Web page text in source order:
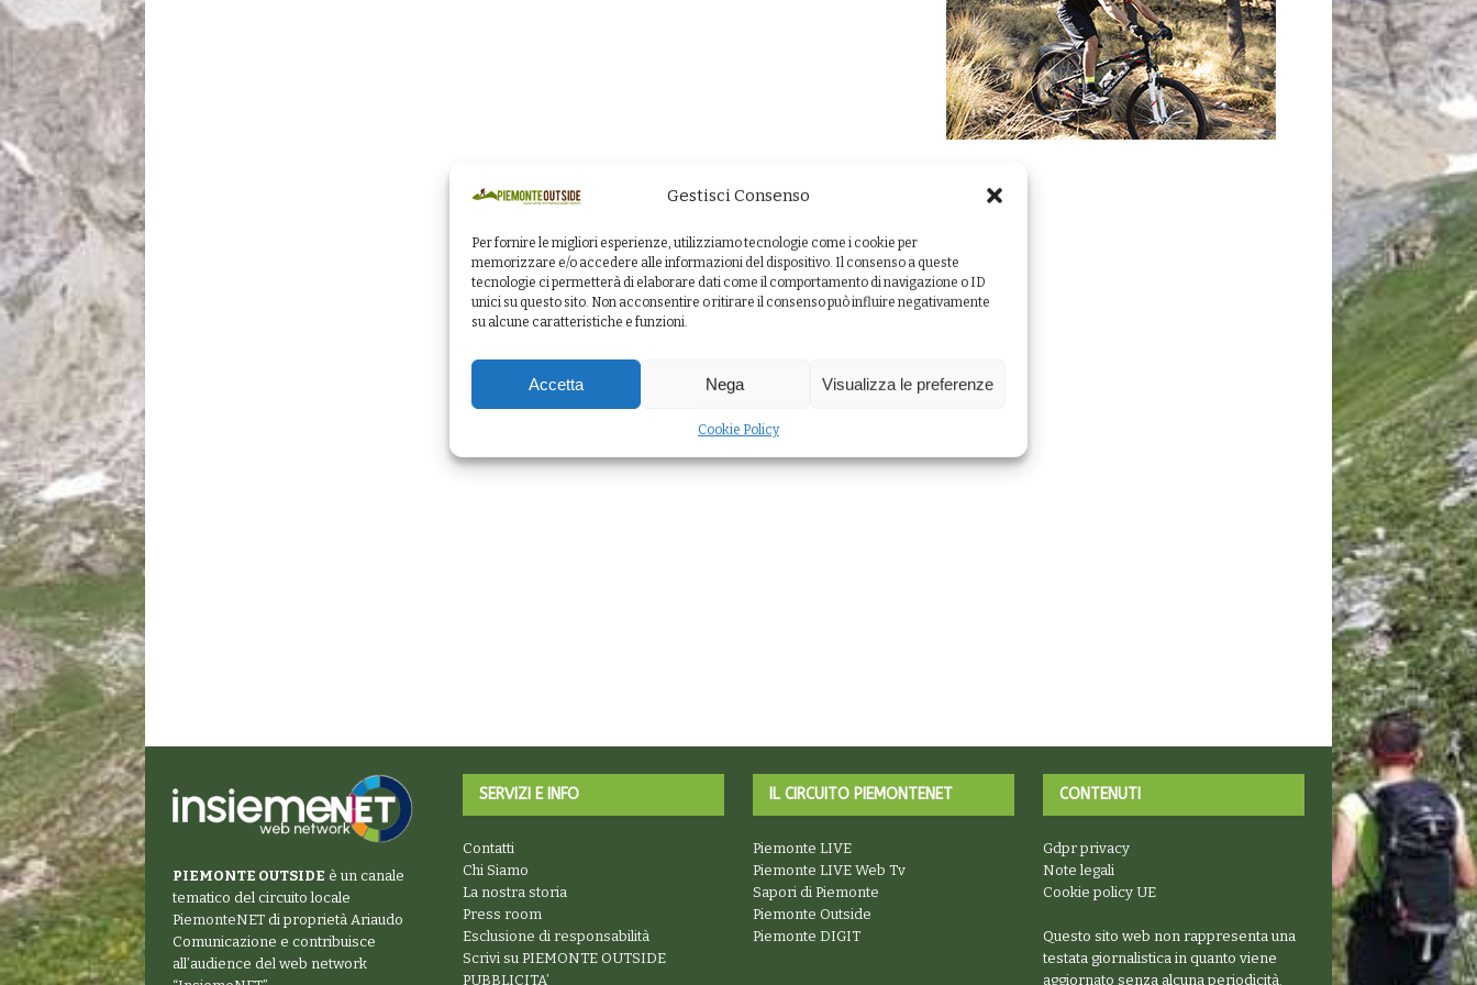
Gestisci Consenso
Per fornire le migliori esperienze, utilizziamo tecnologie come i cookie per
memorizzare e/o accedere alle informazioni del dispositivo. Il consenso a queste
tecnologie ci permetterà di elaborare dati come il comportamento di navigazione o ID
unici su questo sito. Non acconsentire o ritirare il consenso può influire negativamente
su alcune caratteristiche e funzioni.
Accetta Nega Visualizza le preferenze
Cookie Policy
PIEMONTE OUTSIDE è un canale
tematico del circuito locale
PiemonteNET di proprietà Ariaudo
Comunicazione e contribuisce
all’audience del web network
SERVIZI E INFO
Contatti
Chi Siamo
La nostra storia
Press room
Esclusione di responsabilità
Scrivi su PIEMONTE OUTSIDE
PUBBLICITA’
IL CIRCUITO PIEMONTENET
Piemonte LIVE
Piemonte LIVE Web Tv
Sapori di Piemonte
Piemonte Outside
Piemonte DIGIT
CONTENUTI
Gdpr privacy
Note legali
Cookie policy UE
Questo sito web non rappresenta una
testata giornalistica in quanto viene
aggiornato senza alcuna periodicità.